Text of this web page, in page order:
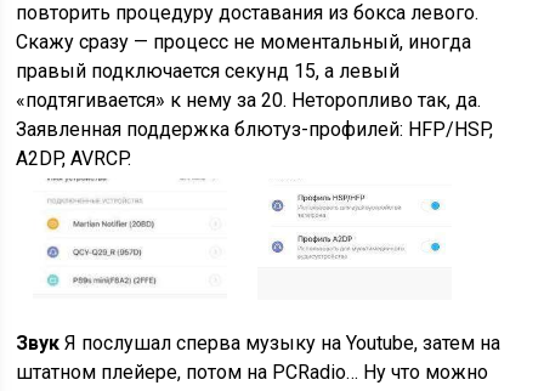
повторить процедуру доставания из бокса левого.
Скажу сразу — процесс не моментальный, иногда
правый подключается секунд 15, а левый
«подтягивается» к нему за 20. Неторопливо так, да.
Заявленная поддержка блютуз-профилей: HFP/HSP,
A2DP, AVRCP.
Звук Я послушал сперва музыку на Youtube, затем на
штатном плейере, потом на PCRadio… Ну что можно